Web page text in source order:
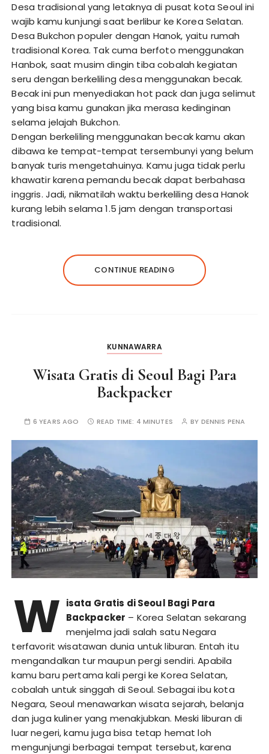
Desa tradisional yang letaknya di pusat kota Seoul ini
wajib kamu kunjungi saat berlibur ke Korea Selatan.
Desa Bukchon populer dengan Hanok, yaitu rumah
tradisional Korea. Tak cuma berfoto menggunakan
Hanbok, saat musim dingin tiba cobalah kegiatan
seru dengan berkeliling desa menggunakan becak.
Becak ini pun menyediakan hot pack dan juga selimut
yang bisa kamu gunakan jika merasa kedinginan
selama jelajah Bukchon.
Dengan berkeliling menggunakan becak kamu akan
dibawa ke tempat-tempat tersembunyi yang belum
banyak turis mengetahuinya. Kamu juga tidak perlu
khawatir karena pemandu becak dapat berbahasa
inggris. Jadi, nikmatilah waktu berkeliling desa Hanok
kurang lebih selama 1.5 jam dengan transportasi
tradisional.
CONTINUE READING
KUNNAWARRA
Wisata Gratis di Seoul Bagi Para
Backpacker
6 YEARS AGO READ TIME: 4 MINUTES BY DENNIS PENA
W isata Gratis di Seoul Bagi Para
Backpacker – Korea Selatan sekarang
menjelma jadi salah satu Negara
terfavorit wisatawan dunia untuk liburan. Entah itu
mengandalkan tur maupun pergi sendiri. Apabila
kamu baru pertama kali pergi ke Korea Selatan,
cobalah untuk singgah di Seoul. Sebagai ibu kota
Negara, Seoul menawarkan wisata sejarah, belanja
dan juga kuliner yang menakjubkan. Meski liburan di
luar negeri, kamu juga bisa tetap hemat loh
mengunjungi berbagai tempat tersebut, karena